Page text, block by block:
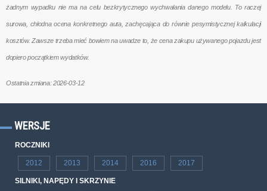
żadnym wypadku nie ma na celu bezkrytycznego wychwalania danego modelu. To raczej
surowa, chłodna ocena konkretnego auta, zachęcająca do równie pesymistycznej kalkulacji
kosztów. Zawsze trzeba mieć bowiem na uwadze to, że cena zakupu używanego pojazdu jest
dopiero początkiem wydatków.
Ostatnia zmiana: 2026-03-12
WERSJE
ROCZNIKI
2012 2013 2014 2016 2017
SILNIKI, NAPĘDY I SKRZYNIE